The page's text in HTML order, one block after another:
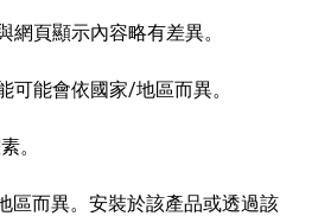
網頁顯示內容略有差異。
可能會依國家/地區而異。
。
區而異。安裝於該產品或透過該